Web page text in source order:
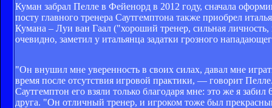
Куман забрал Пелле в Фейенорд в 2012 году, сначала
посту главного тренера Саутгемптона также приобрел
Кумана – Луи ван Гаал ("хороший тренер, сильная
очевидно, заметил у итальянца задатки грозного
"Он внушил мне уверенность в своих силах, давал мне
время после отсутствия игровой практики, — говорит
Саутгемптон его взяли только благодаря мне: это же я
друга. "Он отличный тренер, и игроком тоже был